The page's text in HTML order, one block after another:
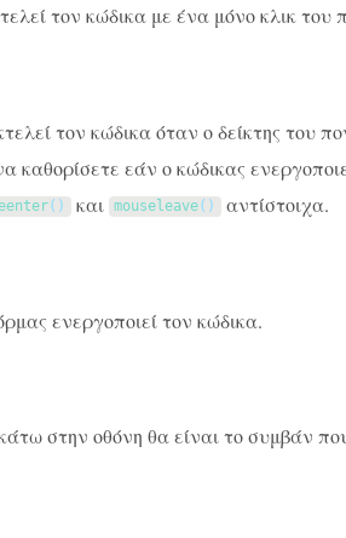
τον κώδικα με ένα μόνο κλικ του
τον κώδικα όταν ο δείκτης του
καθορίσετε εάν ο κώδικας
( ) και mouseleave( ) αντίστοιχα.
ενεργοποιεί τον κώδικα.
στην οθόνη θα είναι το συμβάν